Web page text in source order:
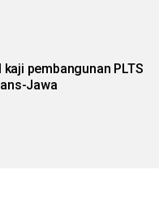
kaji pembangunan PLTS
Jawa